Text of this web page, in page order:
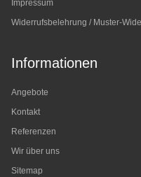
Impressum
Widerrufsbelehrung / Muster-
Informationen
Angebote
Kontakt
Referenzen
Wir über uns
Sitemap